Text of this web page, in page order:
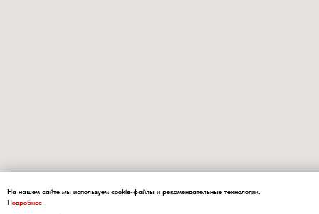
На нашем сайте мы используем cookie-файлы и рекомендательные технологии.
Подробнее